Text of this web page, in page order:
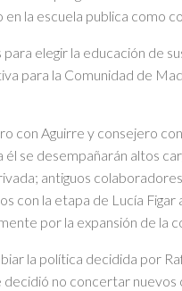
la escuela publica como
elegir la educación de
para la Comunidad de
con Aguirre y consejero
se desempañarán altos
antiguos
con la etapa de Lucía
por la expansión de la
la política decidida por
no concertar nuevos